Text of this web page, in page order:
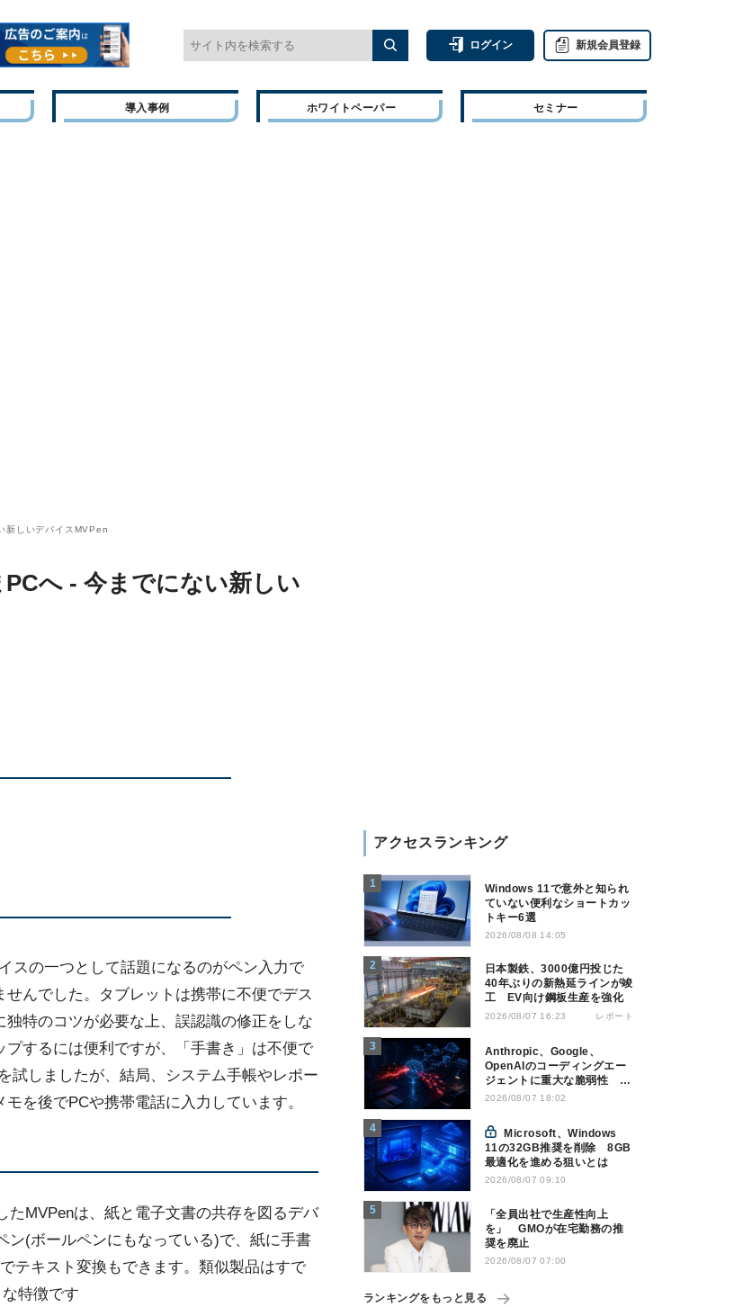
ログイン 新規会員登録
導入事例 ホワイトペーパー セミナー
新しいデバイスMVPen
へ - 今までにない新しい
スの一つとして話題になるのがペン入力で
んでした。タブレットは携帯に不便でデス
特のコツが必要な上、誤認識の修正をしな
するには便利ですが、「手書き」は不便で
試しましたが、結局、システム手帳やレポー
を後でPCや携帯電話に入力しています。
たMVPenは、紙と電子文書の共存を図るデバ
ン(ボールペンにもなっている)で、紙に手書
テキスト変換もできます。類似製品はすで
特徴です
アクセスランキング
Windows 11で意外と知られ
ていない便利なショートカッ
トキー6選
2026/08/08 14:05
日本製鉄、3000億円投じた
40年ぶりの新熱延ラインが竣
工 EV向け鋼板生産を強化
2026/08/07 16:23 レポート
Anthropic、Google、
OpenAIのコーディングエー
ジェントに重大な脆弱性 認
証情報窃取などの恐れ
2026/08/07 18:02
11の32GB推奨を削除 8GB
最適化を進める狙いとは
2026/08/07 09:10
「全員出社で生産性向上
を」 GMOが在宅勤務の推
奨を廃止
2026/08/07 07:00
ランキングをもっと見る